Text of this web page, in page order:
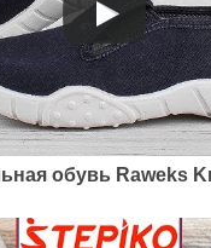
обувь Raweks